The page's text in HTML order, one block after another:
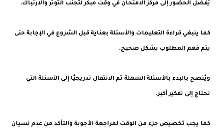
يُفضل الحضور إلى مركز الامتحان في وقت مبكر لتجنب التوتر والارتباك.
كما ينبغي قراءة التعليمات والأسئلة بعناية قبل الشروع في الإجابة حتى
يتم فهم المطلوب بشكل صحيح.
ويُنصح بالبدء بالأسئلة السهلة ثم الانتقال تدريجيًا إلى الأسئلة التي
تحتاج إلى تفكير أكبر.
كما يجب تخصيص جزء من الوقت لمراجعة الأجوبة والتأكد من عدم نسيان